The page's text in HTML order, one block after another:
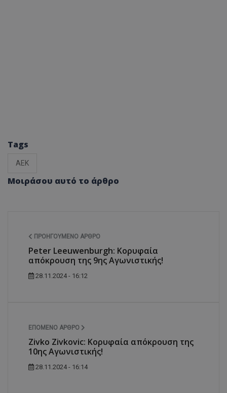
Tags
ΑΕΚ
Μοιράσου αυτό το άρθρο
ΠΡΟΗΓΟΎΜΕΝΟ ΆΡΘΡΟ
Peter Leeuwenburgh: Κορυφαία
απόκρουση της 9ης Αγωνιστικής!
28.11.2024 - 16:12
ΕΠΌΜΕΝΟ ΆΡΘΡΟ
Zivko Zivkovic: Κορυφαία απόκρουση της
10ης Αγωνιστικής!
28.11.2024 - 16:14